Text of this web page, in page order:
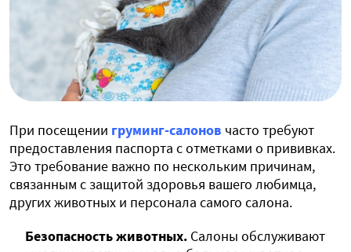
При посещении груминг-салонов часто требуют
предоставления паспорта с отметками о прививках.
Это требование важно по нескольким причинам,
связанным с защитой здоровья вашего любимца,
других животных и персонала самого салона.
Безопасность животных. Салоны обслуживают